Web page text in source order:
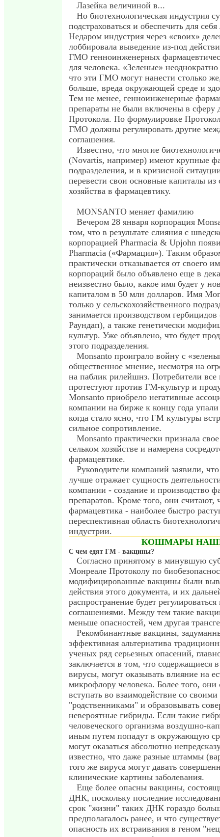
Лазейка величиной в...
Но биотехнологическая индустрия
подстраховаться и обеспечить для себя
Недаром индустрия через «своих»
лоббировала выведение из-под
ГМО генноинженерных
для человека. «Зеленые»
что эти ГМО могут нанести столько
больше, вреда окружающей среде и
Тем не менее, генноинженерные
препараты не были включены в сферу
Протокола. По формулировке
ГМО должны регулировать другие
соглашения.
Известно, что многие
(Novartis, например) имеют крупные
подразделения, и в кризисной
перевести свои основные капиталы из
хозяйства в фармацевтику.
МONSANTO меняет фамилию
Вечером 28 января корпорация
том, что в результате слияния с
корпорацией Pharmacia & Upjohn
Pharmacia («Фармация»). Таким
практически отказывается от своего
корпораций было объявлено еще в
неизвестно было, какое имя будет у
капиталом в 50 млн долларов. Имя
только у сельскохозяйственного
занимается производством
Раундап), а также генетически
культур. Уже объявлено, что будет
этого подразделения.
Моnsantо проиграло войну с
общественное мнение, несмотря на
на паблик рилейшнз. Потребители все
протестуют против ГМ-культур и
Моnsantо приобрело негативные
компании на бирже к концу года
когда стало ясно, что ГМ культуры
сильное сопротивление.
Мonsantо практически признала
сельком хозяйстве и намерена
фармацевтике.
Руководители компаний заявили,
лучше отражает сущность
компании - создание и производство
препаратов. Кроме того, они считают,
фармацевтика - наиболее быстро
переспективная область
индустрии.
КОШМАРЫ
С чем едят ГМ - вакцины?
Согласно принятому в минувшую
Монреале Протоколу по
модифицированные вакцины были
действия этого документа, и их
распространение будет
соглашениями. Между тем такие
меньше опасностей, чем другая
Рекомбинантные вакцины,
эффективная альтернатива
ученых ряд серьезных опасений,
заключается в том, что содержащиеся
вирусы, могут оказывать влияние на
микрофлору человека. Более того, они
вступать во взаимодействие со своими
"родственниками" и образовывать
невероятные гибриды. Если такие
человеческого организма воздушно-
иным путем попадут в окружающую
могут оказаться абсолютно
известно, что даже разные штаммы
того же вируса могут давать
клинические картины заболевания.
Еще более опасны вакцины,
ДНК, поскольку последние
срок "жизни" таких ДНК гораздо
предполагалось ранее, и что
опасность их встраивания в геном